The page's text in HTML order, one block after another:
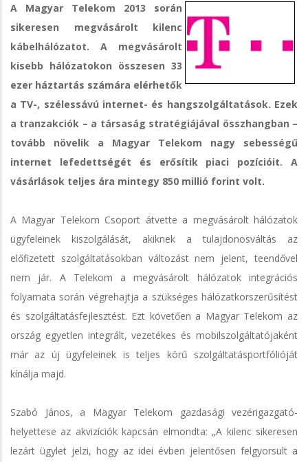
A Magyar Telekom 2013 során
sikeresen megvásárolt kilenc
kábelhálózatot. A megvásárolt
kisebb hálózatokon összesen 33
ezer háztartás számára elérhetők
a TV-, szélessávú internet- és hangszolgáltatások. Ezek
a tranzakciók – a társaság stratégiájával összhangban –
tovább növelik a Magyar Telekom nagy sebességű
internet lefedettségét és erősítik piaci pozícióit. A
vásárlások teljes ára mintegy 850 millió forint volt.
A Magyar Telekom Csoport átvette a megvásárolt hálózatok
ügyfeleinek kiszolgálását, akiknek a tulajdonosváltás az
előfizetett szolgáltatásokban változást nem jelent, teendővel
nem jár. A Telekom a megvásárolt hálózatok integrációs
folyamata során végrehajtja a szükséges hálózatkorszerűsítést
és szolgáltatásfejlesztést. Ezt követően a Magyar Telekom az
ország egyetlen integrált, vezetékes és mobilszolgáltatójaként
már az új ügyfeleinek is teljes körű szolgáltatásportfólióját
kínálja majd.
Szabó János, a Magyar Telekom gazdasági vezérigazgató-
helyettese az akvizíciók kapcsán elmondta: „A kilenc sikeresen
lezárt ügylet jelzi, hogy az idei évben jelentősen felgyorsult a